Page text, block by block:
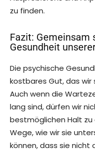
zu finden.
Fazit: Gemeinsam
Gesundheit
Die psychische
kostbares Gut, das
Auch wenn die
lang sind, dürfen wir
bestmöglichen Halt
Wege, wie wir sie
können, dass sie nicht